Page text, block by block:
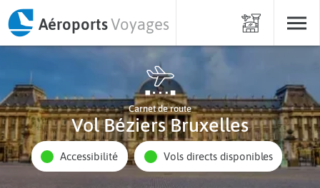
AéroportsVoyages
Carnet de route
Vol Béziers Bruxelles
Accessibilité Vols directs disponibles